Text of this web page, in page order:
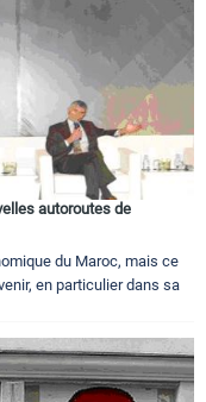
autoroutes de
du Maroc, mais ce
en particulier dans sa